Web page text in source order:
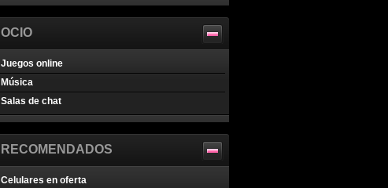
OCIO
Juegos online
Música
Salas de chat
RECOMENDADOS
Celulares en oferta